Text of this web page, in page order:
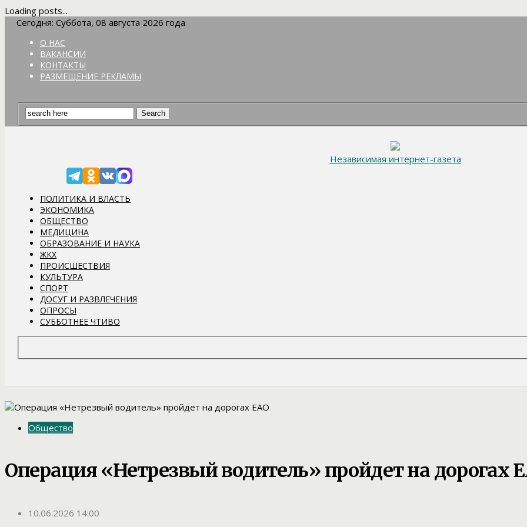
Loading posts...
Сегодня: Суббота, 08 августа 2026 года
О НАС
ВАКАНСИИ
КОНТАКТЫ
РАЗМЕЩЕНИЕ РЕКЛАМЫ
Независимая интернет-газета
ПОЛИТИКА И ВЛАСТЬ
ЭКОНОМИКА
ОБЩЕСТВО
МЕДИЦИНА
ОБРАЗОВАНИЕ И НАУКА
ЖКХ
ПРОИСШЕСТВИЯ
КУЛЬТУРА
СПОРТ
ДОСУГ И РАЗВЛЕЧЕНИЯ
ОПРОСЫ
СУББОТНЕЕ ЧТИВО
Общество
Операция «Нетрезвый водитель» пройдет на дорогах
10.06.2026 14:00